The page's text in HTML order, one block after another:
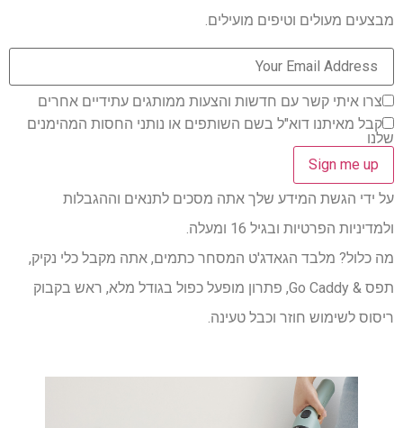
מבצעים מעולים וטיפים מועילים.
צרו איתי קשר עם חדשות והצעות ממותגים עתידיים אחרים
קבל מאיתנו דוא"ל בשם השותפים או נותני החסות המהימנים
שלנו
על ידי הגשת המידע שלך אתה מסכים לתנאים וההגבלות
ולמדיניות הפרטיות ובגיל 16 ומעלה.
מה כלול? מלבד הגאדג'ט המסחר כתמים, אתה מקבל כלי נקיק,
תפס & Go Caddy, פתרון מופעל כפול בגודל מלא, ראש בקבוק
ריסוס לשימוש חוזר וכבל טעינה.